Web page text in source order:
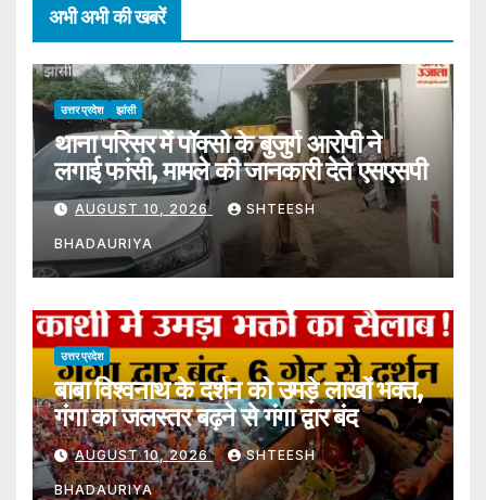
अभी अभी की खबरें
उत्तर प्रदेश झांसी
थाना परिसर में पॉक्सो के बुजुर्ग आरोपी ने
लगाई फांसी, मामले की जानकारी देते एसएसपी
AUGUST 10, 2026 SHTEESH
BHADAURIYA
उत्तर प्रदेश
बाबा विश्वनाथ के दर्शन को उमड़े लाखों भक्त,
गंगा का जलस्तर बढ़ने से गंगा द्वार बंद
AUGUST 10, 2026 SHTEESH
BHADAURIYA